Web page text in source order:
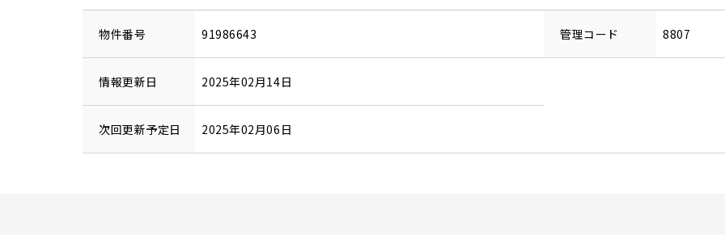
物件番号 91986643 管理コード 8807
情報更新日 2025年02月14日
次回更新予定日 2025年02月06日